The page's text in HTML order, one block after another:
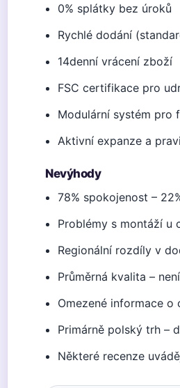
0% splátky bez úroků
Rychlé dodání
14denní vrácení zboží
FSC certifikace pro
Modulární systém pro
Aktivní expanze a
Nevýhody
78% spokojenost –
Problémy s montáží u
Regionální rozdíly v
Průměrná kvalita –
Omezené informace o
Primárně polský trh –
Některé recenze